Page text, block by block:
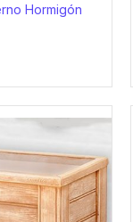
Hormigón